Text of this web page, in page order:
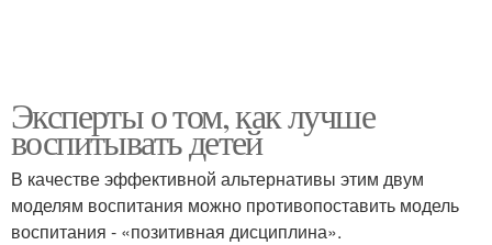
Эксперты о том, как лучше
воспитывать детей
В качестве эффективной альтернативы этим двум
моделям воспитания можно противопоставить модель
воспитания - «позитивная дисциплина».